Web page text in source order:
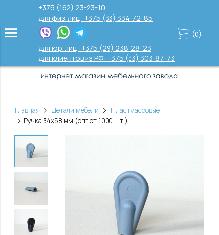
+375 (162) 23-23-10
для физ. лиц: +375 (33) 334-72-85
для юр. лиц: +375 (29) 238-28-23
для клиентов из РФ: +375 (33) 303-87-73
(0)
Главная Детали мебели
Пластмассовые
Ручка 34х58 мм (опт от 1000 шт.)